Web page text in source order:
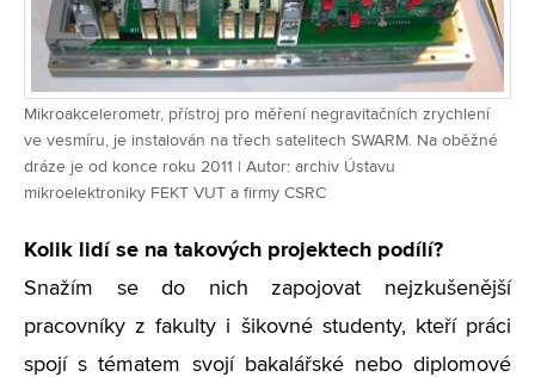
Mikroakcelerometr, přístroj pro měření negravitačních zrychlení
ve vesmíru, je instalován na třech satelitech SWARM. Na oběžné
dráze je od konce roku 2011 | Autor: archiv Ústavu
mikroelektroniky FEKT VUT a firmy CSRC
Kolik lidí se na takových projektech podílí?
Snažím se do nich zapojovat nejzkušenější
pracovníky z fakulty i šikovné studenty, kteří práci
spojí s tématem svojí bakalářské nebo diplomové